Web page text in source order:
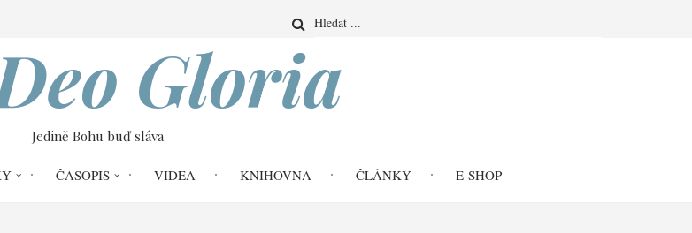
Search
Gloria
Jedině Bohu buď sláva
ČASOPIS VIDEA KNIHOVNA ČLÁNKY E-SHOP